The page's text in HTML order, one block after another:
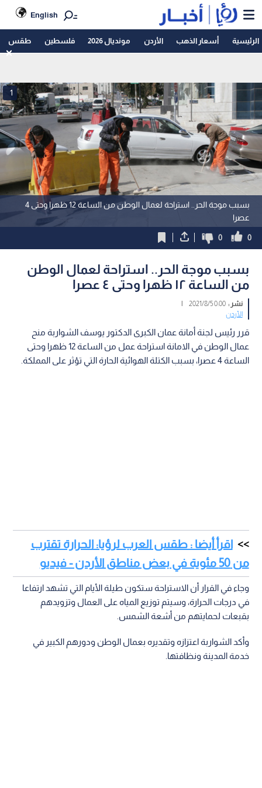
English
الرئيسية أسعار الذهب الأردن مونديال 2026 فلسطين طقس
بسبب موجة الحر.. استراحة لعمال الوطن من الساعة 12 ظهرا وحتى 4
عصرا
1
0
0
بسبب موجة الحر.. استراحة لعمال الوطن
من الساعة ١٢ ظهرا وحتى ٤ عصرا
نشر :0:00 2021/8/5
|
الأردن
قرر رئيس لجنة أمانة عمان الكبرى الدكتور يوسف الشواربة منح
عمال الوطن في الامانة استراحة عمل من الساعة 12 ظهرا وحتى
الساعة 4 عصرا، بسبب الكتلة الهوائية الحارة التي تؤثر على المملكة.
اقرأ أيضا : طقس العرب لرؤيا: الحرارة تقترب
من 50 مئوية في بعض مناطق الأردن - فيديو
وجاء في القرار أن الاستراحة ستكون طيلة الأيام التي تشهد ارتفاعا
في درجات الحرارة، وسيتم توزيع المياه على العمال وتزويدهم
بقبعات لحمايتهم من أشعة الشمس.
وأكد الشواربة اعتزازه وتقديره بعمال الوطن ودورهم الكبير في
خدمة المدينة ونظافتها.